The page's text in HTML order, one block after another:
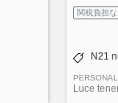
関税負担な
N21
Luce